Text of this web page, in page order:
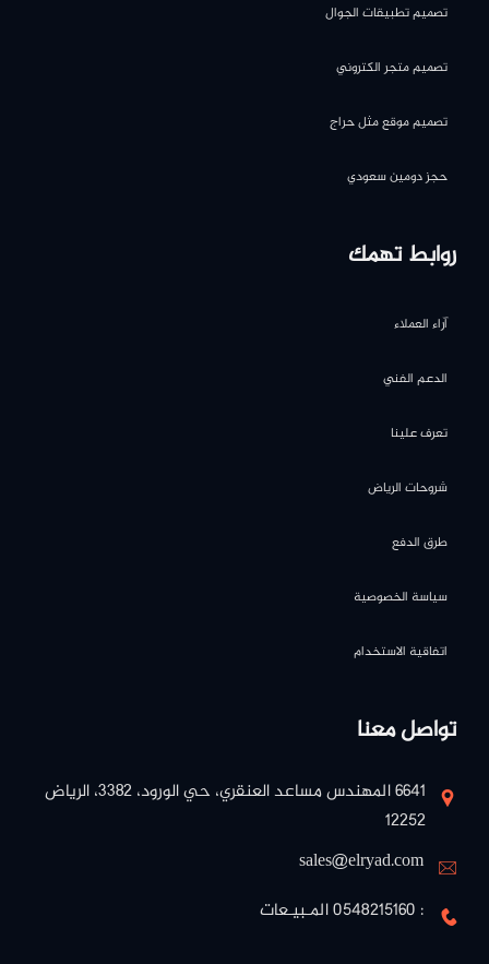
تصميم تطبيقات الجوال
تصميم متجر الكتروني
تصميم موقع مثل حراج
حجز دومين سعودي
روابط تهمك
آراء العملاء
الدعم الفني
تعرف علينا
شروحات الرياض
طرق الدفع
سياسة الخصوصية
اتفاقية الاستخدام
تواصل معنا
٦٦٤١ المهندس مساعد العنقري، حي الورود، ٣٣٨٢، الرياض
١٢٢٥٢
sales@elryad.com
: 0548215160 المـبيـعات